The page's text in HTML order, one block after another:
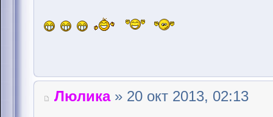
Люлика» 20 окт 2013, 02:13